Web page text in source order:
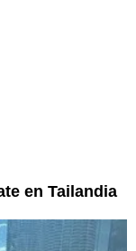
en Tailandia